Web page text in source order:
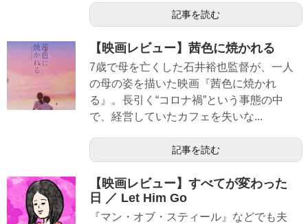
記事を読む
【映画レビュー】茜色に焼かれる
7歳で母を亡くした石井裕也監督が、一人
の母の姿を描いた映画『茜色に焼かれ
る』。長引く“コロナ禍”という事態の中
で、経営していたカフェを失いな...
記事を読む
【映画レビュー】すべてが変わった
日 ／ Let Him Go
『マン・オブ・スティール』などでも夫